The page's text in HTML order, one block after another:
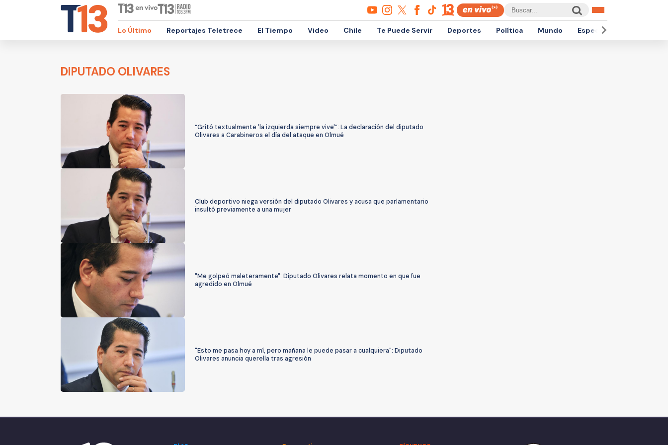
Lo Último Reportajes Teletrece El Tiempo Video Chile Te Puede Servir Deportes Política Mundo Espectáculos
DIPUTADO OLIVARES
“Gritó textualmente 'la izquierda siempre vive'”: La declaración del diputado
Olivares a Carabineros el día del ataque en Olmué
Club deportivo niega versión del diputado Olivares y acusa que parlamentario
insultó previamente a una mujer
"Me golpeó maleteramente": Diputado Olivares relata momento en que fue
agredido en Olmué
"Esto me pasa hoy a mí, pero mañana le puede pasar a cualquiera": Diputado
Olivares anuncia querella tras agresión